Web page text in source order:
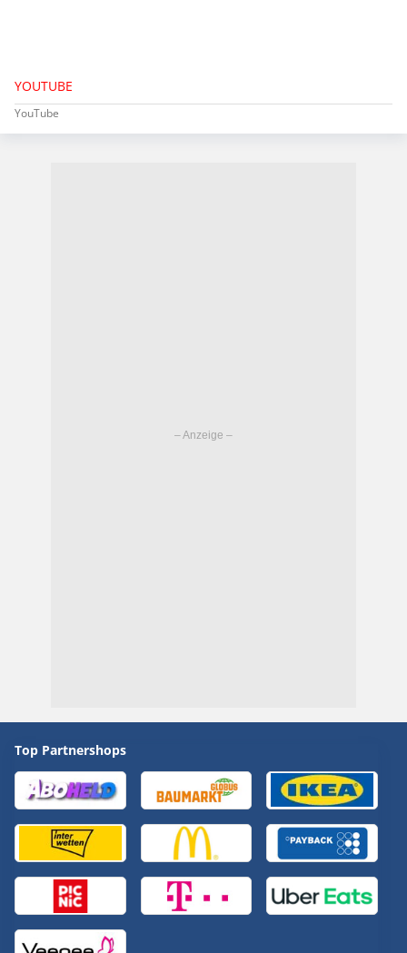
YOUTUBE
YouTube
Top Partnershops